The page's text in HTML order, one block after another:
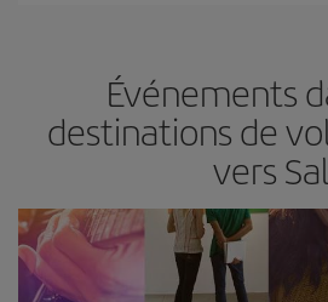
Événements
destinations de
vers Sal